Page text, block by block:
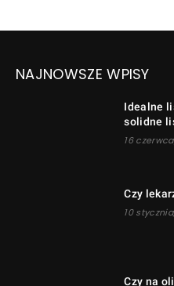
NAJNOWSZE WPISY
Idealne
solidne
16
Czy
10
Czy na